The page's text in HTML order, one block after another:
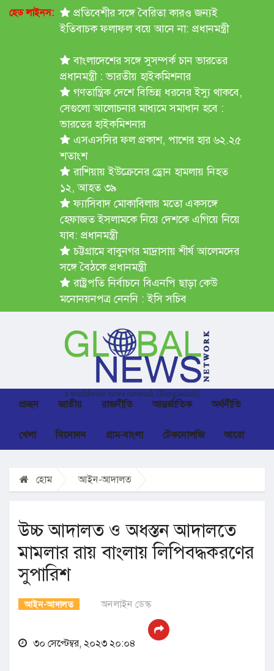
হেড লাইনস:
প্রতিবেশীর সঙ্গে বৈরিতা কারও জন্যই
ইতিবাচক ফলাফল বয়ে আনে না: প্রধানমন্ত্রী
বাংলাদেশের সঙ্গে সুসম্পর্ক চান ভারতের
প্রধানমন্ত্রী : ভারতীয় হাইকমিশনার
গণতান্ত্রিক দেশে বিভিন্ন ধরনের ইস্যু থাকবে,
সেগুলো আলোচনার মাধ্যমে সমাধান হবে :
ভারতের হাইকমিশনার
এসএসসির ফল প্রকাশ, পাশের হার ৬২.২৫
শতাংশ
রাশিয়ায় ইউক্রেনের ড্রোন হামলায় নিহত
১২, আহত ৩৯
ফ্যাসিবাদ মোকাবিলায় মতো একসঙ্গে
হেফাজত ইসলামকে নিয়ে দেশকে এগিয়ে নিয়ে
যাব: প্রধানমন্ত্রী
চট্টগ্রামে বাবুনগর মাদ্রাসায় শীর্ষ আলেমদের
সঙ্গে বৈঠকে প্রধানমন্ত্রী
রাষ্ট্রপতি নির্বাচনে বিএনপি ছাড়া কেউ
মনোনয়নপত্র নেননি : ইসি সচিব
প্রচ্ছদ জাতীয় রাজনীতি আন্তর্জাতিক অর্থনীতি
খেলা বিনোদন গ্রাম-বাংলা টেকনোলজি আরো
হোম আইন-আদালত
উচ্চ আদালত ও অধস্তন আদালতে
মামলার রায় বাংলায় লিপিবদ্ধকরণের
সুপারিশ
আইন-আদালত অনলাইন ডেস্ক
৩০ সেপ্টেম্বর, ২০২৩ ২০:০৪